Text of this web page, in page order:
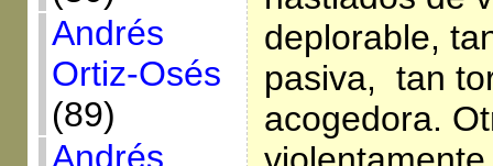
Andrés
Ortiz-Osés
(89)
Andrés
deplorable,
pasiva, tan
acogedora.